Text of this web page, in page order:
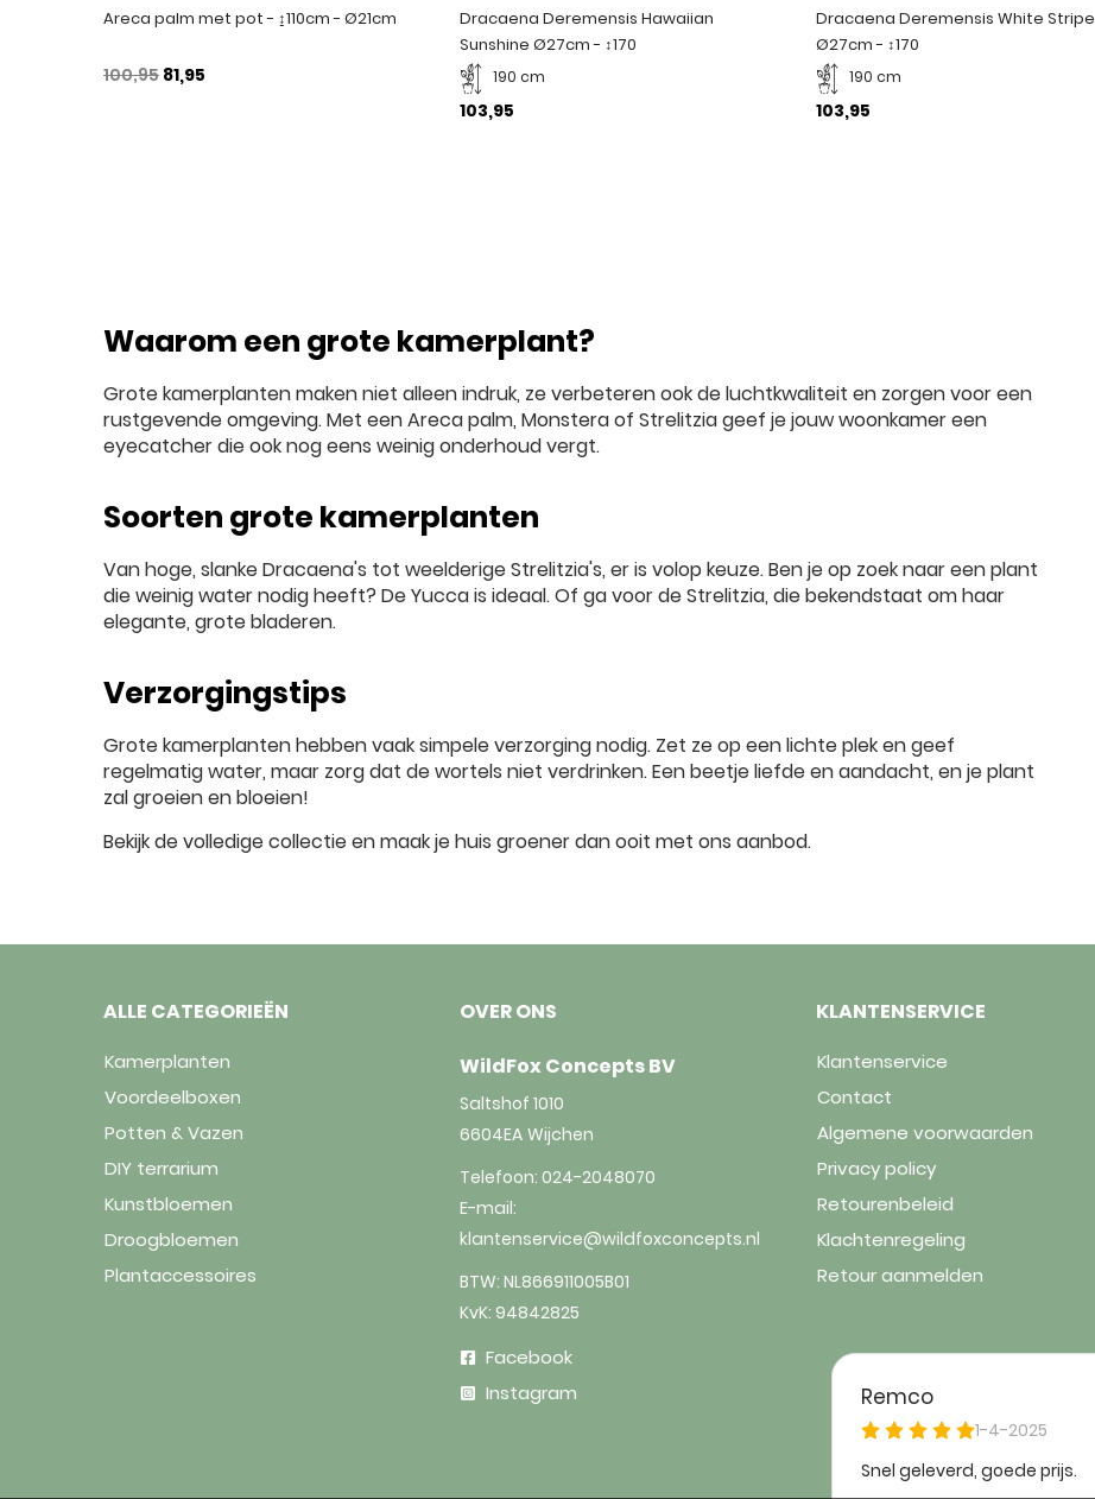
Areca palm met pot - ↨110cm - Ø21cm
100,95 81,95
Dracaena Deremensis Hawaiian
Sunshine Ø27cm - ↕170
190 cm
103,95
Dracaena Deremensis White Stripe
Ø27cm - ↕170
190 cm
103,95
Waarom een grote kamerplant?
Grote kamerplanten maken niet alleen indruk, ze verbeteren ook de luchtkwaliteit en zorgen voor een
rustgevende omgeving. Met een Areca palm, Monstera of Strelitzia geef je jouw woonkamer een
eyecatcher die ook nog eens weinig onderhoud vergt.
Soorten grote kamerplanten
Van hoge, slanke Dracaena's tot weelderige Strelitzia's, er is volop keuze. Ben je op zoek naar een plant
die weinig water nodig heeft? De Yucca is ideaal. Of ga voor de Strelitzia, die bekendstaat om haar
elegante, grote bladeren.
Verzorgingstips
Grote kamerplanten hebben vaak simpele verzorging nodig. Zet ze op een lichte plek en geef
regelmatig water, maar zorg dat de wortels niet verdrinken. Een beetje liefde en aandacht, en je plant
zal groeien en bloeien!
Bekijk de volledige collectie en maak je huis groener dan ooit met ons aanbod.
ALLE CATEGORIEËN
Kamerplanten
Voordeelboxen
Potten & Vazen
DIY terrarium
Kunstbloemen
Droogbloemen
Plantaccessoires
OVER ONS
WildFox Concepts BV
Saltshof 1010
6604EA Wijchen
Telefoon: 024-2048070
E-mail:
klantenservice@wildfoxconcepts.nl
BTW: NL866911005B01
KvK: 94842825
Facebook
Instagram
KLANTENSERVICE
Klantenservice
Contact
Algemene voorwaarden
Privacy policy
Retourenbeleid
Klachtenregeling
Retour aanmelden